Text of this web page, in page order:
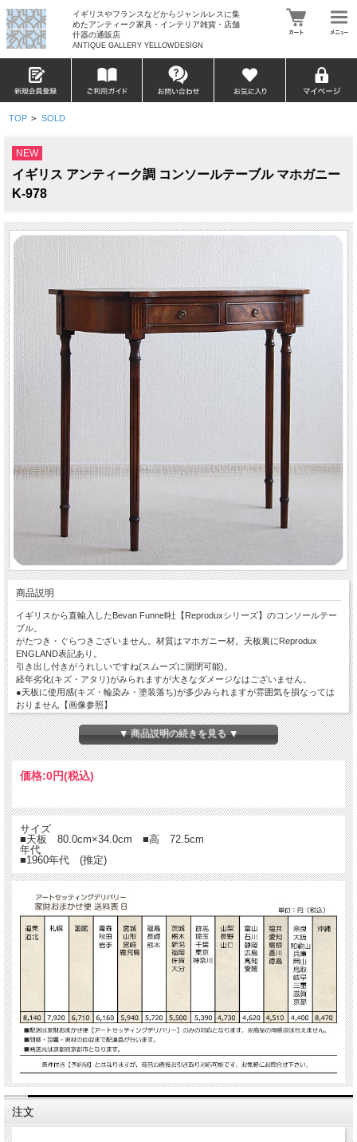
イギリスやフランスなどからジャンルレスに集
めたアンティーク家具・インテリア雑貨・店舗
什器の通販店
ANTIQUE GALLERY YELLOWDESIGN
TOP > SOLD
NEW
イギリス アンティーク調 コンソールテーブル マホガニー
K-978
商品説明
イギリスから直輸入したBevan Funnell社【Reproduxシリーズ】のコンソールテー
ブル。
がたつき・ぐらつきございません。材質はマホガニー材。天板裏にReprodux
ENGLAND表記あり。
引き出し付きがうれしいですね(スムーズに開閉可能)。
経年劣化(キズ・アタリ)がみられますが大きなダメージなはございません。
●天板に使用感(キズ・輪染み・塗装落ち)が多少みられますが雰囲気を損なっては
おりません【画像参照】
木目が美しいアンティークスタイルホールテーブル(コンソールテーブル)はいかが
ですか？
▼ 商品説明の続きを見る ▼
価格:0円(税込)
サイズ
■天板 80.0cm×34.0cm ■高 72.5cm
年代
■1960年代 (推定)
注文